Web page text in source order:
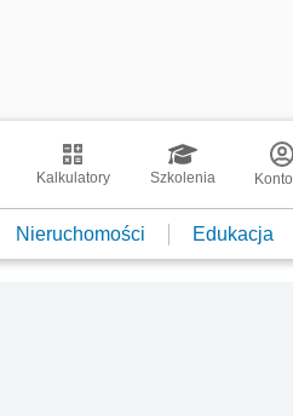
Kalkulatory Szkolenia Konto
Nieruchomości Edukacja